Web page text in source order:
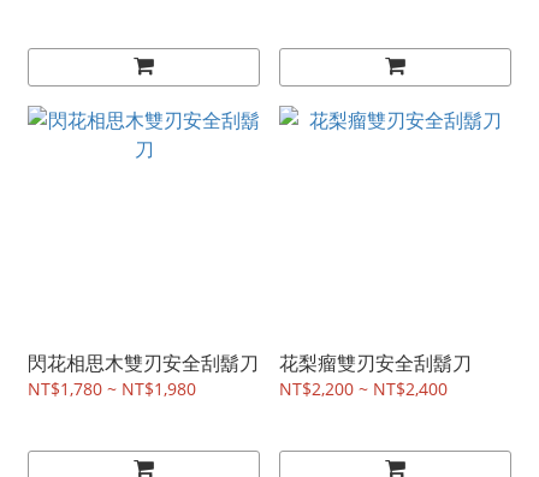
閃花相思木雙刃安全刮鬍刀
NT$1,780 ~ NT$1,980
花梨瘤雙刃安全刮鬍刀
NT$2,200 ~ NT$2,400